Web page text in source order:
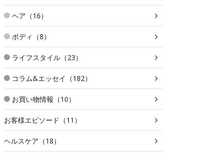
ヘア（16）
ボディ（8）
ライフスタイル（23）
コラム&エッセイ（182）
お買い物情報（10）
お客様エピソード（11）
ヘルスケア（18）